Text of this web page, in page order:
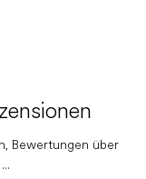
Bewertungen über